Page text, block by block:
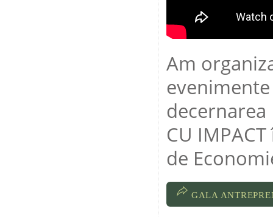
Am
decernarea
CU
de
GALA